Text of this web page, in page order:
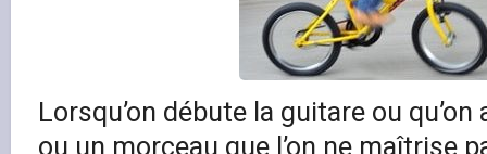
Lorsqu’on débute la guitare ou
ou un morceau que l’on ne maîtrise